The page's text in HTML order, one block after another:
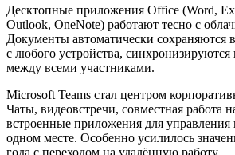
Десктопные приложения Office (Word,
Outlook, OneNote) работают тесно с
Документы автоматически сохраняются
с любого устройства,
между всеми участниками.
Microsoft Teams стал центром
Чаты, видеовстречи, совместная работа
встроенные приложения для
одном месте. Особенно усилилось
года с переходом на удалённую работу.